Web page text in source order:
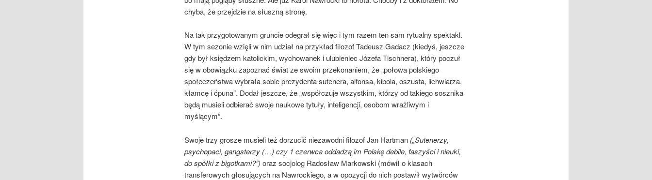
chyba, że przejdzie na słuszną stronę.
Na tak przygotowanym gruncie odegrał się więc i tym razem ten sam rytualny spektakl.
W tym sezonie wzięli w nim udział na przykład filozof Tadeusz Gadacz (kiedyś, jeszcze
gdy był księdzem katolickim, wychowanek i ulubieniec Józefa Tischnera), który poczuł
się w obowiązku zapoznać świat ze swoim przekonaniem, że „połowa polskiego
społeczeństwa wybrała sobie prezydenta sutenera, alfonsa, kibola, oszusta, lichwiarza,
kłamcę i ćpuna”. Dodał jeszcze, że „współczuje wszystkim, którzy od takiego sosznika
będą musieli odbierać swoje naukowe tytuły, inteligencji, osobom wrażliwym i
myślącym”.
Swoje trzy grosze musieli też dorzucić niezawodni filozof Jan Hartman(„Sutenerzy,
psychopaci, gangsterzy (…) czy 1 czerwca oddadzą im Polskę debile, faszyści i nieuki,
do spółki z bigotkami?”) oraz socjolog Radosław Markowski (mówił o klasach
transferowych głosujących na Nawrockiego, a w opozycji do nich postawił wytwórców